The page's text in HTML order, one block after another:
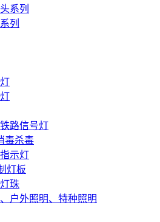
系列
列
路信号灯
毒杀毒
示灯
灯板
珠
户外照明、特种照明